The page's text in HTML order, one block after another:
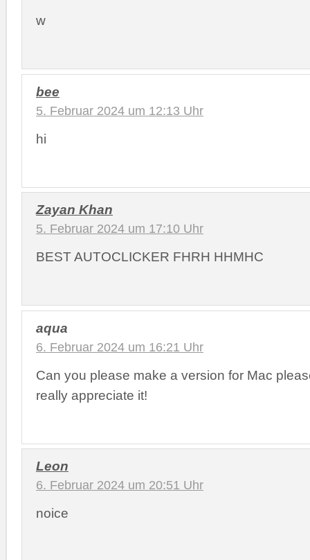
w
bee
5. Februar 2024 um 12:13 Uhr
hi
Zayan Khan
5. Februar 2024 um 17:10 Uhr
BEST AUTOCLICKER FHRH HHMHC
aqua
6. Februar 2024 um 16:21 Uhr
Can you please make a version for Mac
really appreciate it!
Leon
6. Februar 2024 um 20:51 Uhr
noice